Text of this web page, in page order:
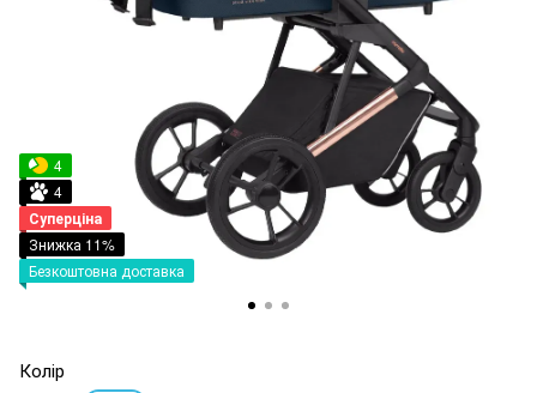
4
4
Суперціна
Знижка 11%
Безкоштовна доставка
Колір